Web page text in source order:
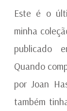
Este é o
minha
publicado
Quando
por Joan
também